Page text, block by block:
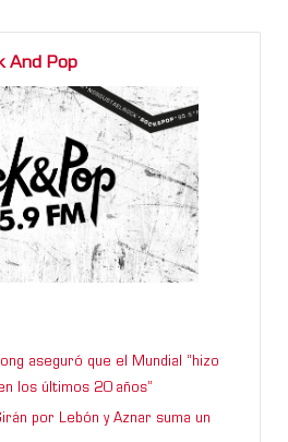
And Pop
aseguró que el Mundial “hizo
los últimos 20 años”
por Lebón y Aznar suma un